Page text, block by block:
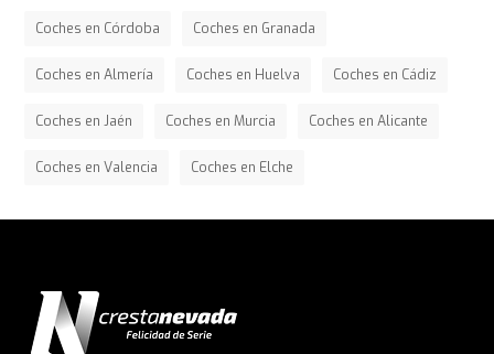
Coches en Córdoba Coches en Granada
Coches en Almería Coches en Huelva Coches en Cádiz
Coches en Jaén Coches en Murcia Coches en Alicante
Coches en Valencia Coches en Elche